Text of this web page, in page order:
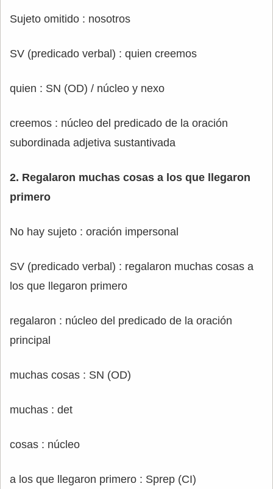
Sujeto omitido : nosotros
SV (predicado verbal) : quien creemos
quien : SN (OD) / núcleo y nexo
creemos : núcleo del predicado de la oración
subordinada adjetiva sustantivada
2. Regalaron muchas cosas a los que llegaron
primero
No hay sujeto : oración impersonal
SV (predicado verbal) : regalaron muchas cosas a
los que llegaron primero
regalaron : núcleo del predicado de la oración
principal
muchas cosas : SN (OD)
muchas : det
cosas : núcleo
a los que llegaron primero : Sprep (CI)